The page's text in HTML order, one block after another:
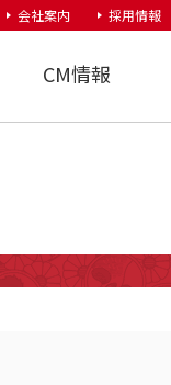
会社案内 採用情報
CM情報